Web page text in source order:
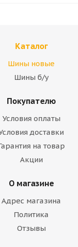
Каталог
Шины новые
Шины б/у
Покупателю
Условия оплаты
доставки
на товар
Акции
О магазине
Адрес магазина
Политика
Отзывы